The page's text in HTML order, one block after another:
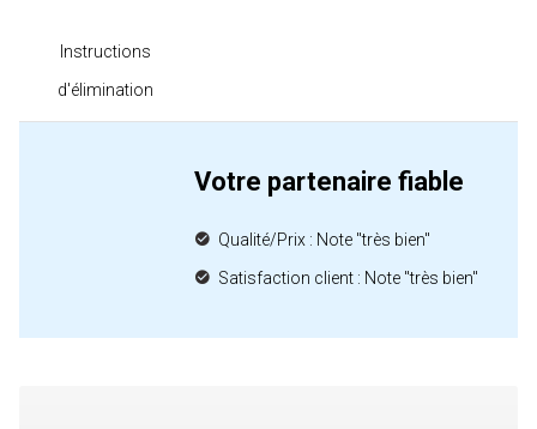
Instructions
d'élimination
Votre partenaire fiable
Qualité/Prix : Note "très bien"
Satisfaction client : Note "très bien"